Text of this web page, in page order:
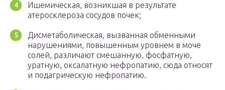
Ишемическая, возникшая в результате
атеросклероза сосудов почек;
Дисметаболическая, вызванная обменными
нарушениями, повышенным уровнем в моче
солей, различают смешанную, фосфатную,
уратную, оксалатную нефропатию, сюда относят
и подагрическую нефропатию.